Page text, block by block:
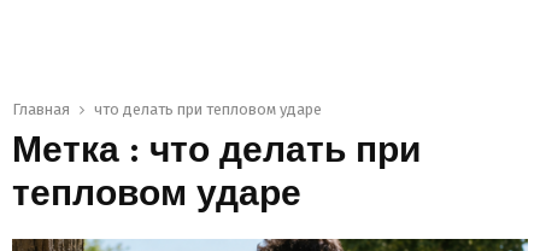
Главная что делать при тепловом ударе
Метка : что делать при
тепловом ударе